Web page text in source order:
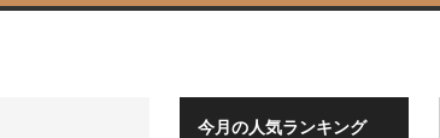
今月の人気ランキング